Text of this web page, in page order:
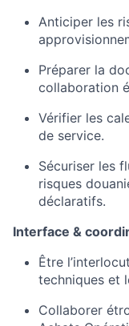
Anticiper les
Préparer la
collaboration
Vérifier les
de service.
Sécuriser les
risques
déclaratifs.
Interface &
Être
techniques et
Collaborer